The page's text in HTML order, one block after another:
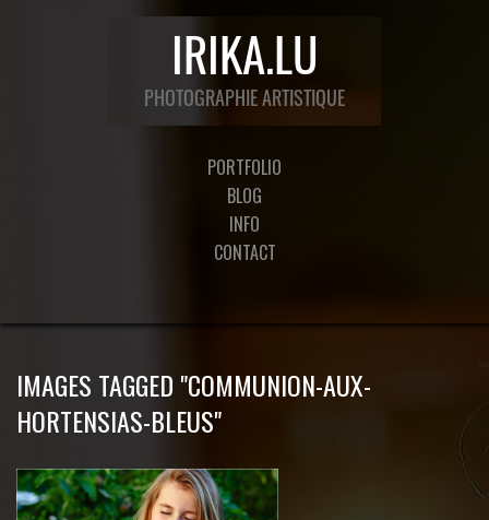
PORTFOLIO
BLOG
INFO
CONTACT
IMAGES TAGGED "COMMUNION-AUX-
HORTENSIAS-BLEUS"